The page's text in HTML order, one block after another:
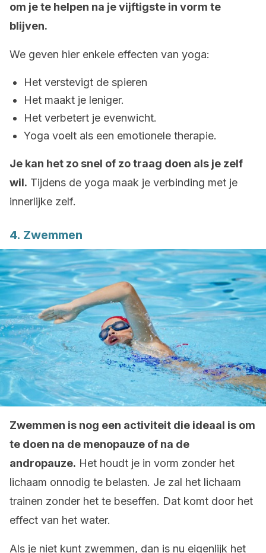
om je te helpen na je vijftigste in vorm te
blijven.
We geven hier enkele effecten van yoga:
Het verstevigt de spieren
Het maakt je leniger.
Het verbetert je evenwicht.
Yoga voelt als een emotionele therapie.
Je kan het zo snel of zo traag doen als je zelf
wil. Tijdens de yoga maak je verbinding met je
innerlijke zelf.
4. Zwemmen
Zwemmen is nog een activiteit die ideaal is om
te doen na de menopauze of na de
andropauze. Het houdt je in vorm zonder het
lichaam onnodig te belasten. Je zal het lichaam
trainen zonder het te beseffen. Dat komt door het
effect van het water.
Als je niet kunt zwemmen, dan is nu eigenlijk het